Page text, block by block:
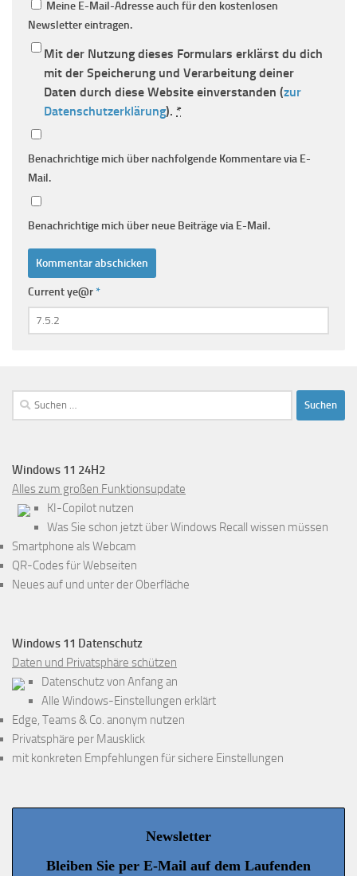
Meine E-Mail-Adresse auch für den kostenlosen
Newsletter eintragen.
Mit der Nutzung dieses Formulars erklärst du dich
mit der Speicherung und Verarbeitung deiner
Daten durch diese Website einverstanden (zur
Datenschutzerklärung). *
Benachrichtige mich über nachfolgende Kommentare via E-
Mail.
Benachrichtige mich über neue Beiträge via E-Mail.
Current ye@r*
Suchen
nach:
Windows 11 24H2
Alles zum großen Funktionsupdate
KI-Copilot nutzen
Was Sie schon jetzt über Windows Recall wissen müssen
Smartphone als Webcam
QR-Codes für Webseiten
Neues auf und unter der Oberfläche
Windows 11 Datenschutz
Daten und Privatsphäre schützen
Datenschutz von Anfang an
Alle Windows-Einstellungen erklärt
Edge, Teams & Co. anonym nutzen
Privatsphäre per Mausklick
mit konkreten Empfehlungen für sichere Einstellungen
Newsletter
Bleiben Sie per E-Mail auf dem Laufenden